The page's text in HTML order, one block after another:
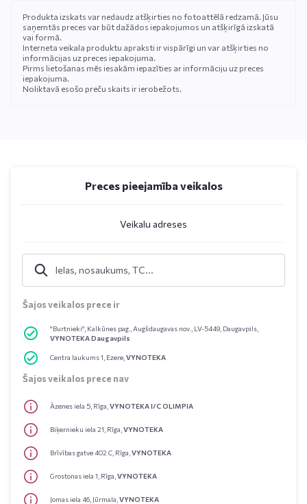
Produkta izskats var nedaudz atšķirties no fotoattēlā redzamā. Jūsu
saņemtās preces var būt dažādos iepakojumos un atšķirīgā izskatā
vai formā.
Interneta veikala produktu apraksti ir vispārīgi un var atšķirties no
informācijas uz preces iepakojuma.
Pirms lietošanas mēs iesakām iepazīties ar informāciju uz preces
iepakojuma.
Noliktavā esošo preču skaits ir ierobežots.
Preces pieejamība veikalos
Veikalu adreses
Šajos veikalos prece ir
"Burtnieki", Kalkūnes pag., Augšdaugavas nov., LV-5449, Daugavpils,
VYNOTEKA Daugavpils
Centra laukums 1, Ezere, VYNOTEKA
Šajos veikalos prece nav
Āzenes iela 5, Rīga, VYNOTEKA I/C OLIMPIA
Biķernieku iela 21, Rīga, VYNOTEKA
Brīvības gatve 402 C, Rīga, VYNOTEKA
Grostonas iela 1, Rīga, VYNOTEKA
Jomas iela 46, Jūrmala, VYNOTEKA